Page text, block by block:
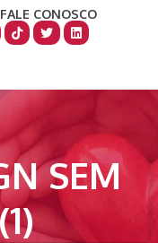
FALE CONOSCO
SEM